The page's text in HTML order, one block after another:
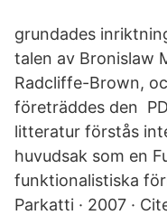
grundades
talen av Bronislaw
Radcliffe-Brown,
företräddes den
litteratur förstås
huvudsak som en
funktionalistiska
Parkatti · 2007 ·